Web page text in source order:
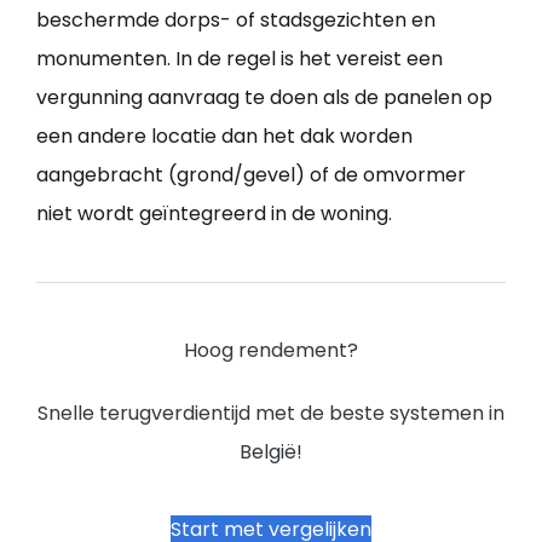
beschermde dorps- of stadsgezichten en
monumenten. In de regel is het vereist een
vergunning aanvraag te doen als de panelen op
een andere locatie dan het dak worden
aangebracht (grond/gevel) of de omvormer
niet wordt geïntegreerd in de woning.
Hoog rendement?
Snelle terugverdientijd met de beste systemen in
België!
Start met vergelijken